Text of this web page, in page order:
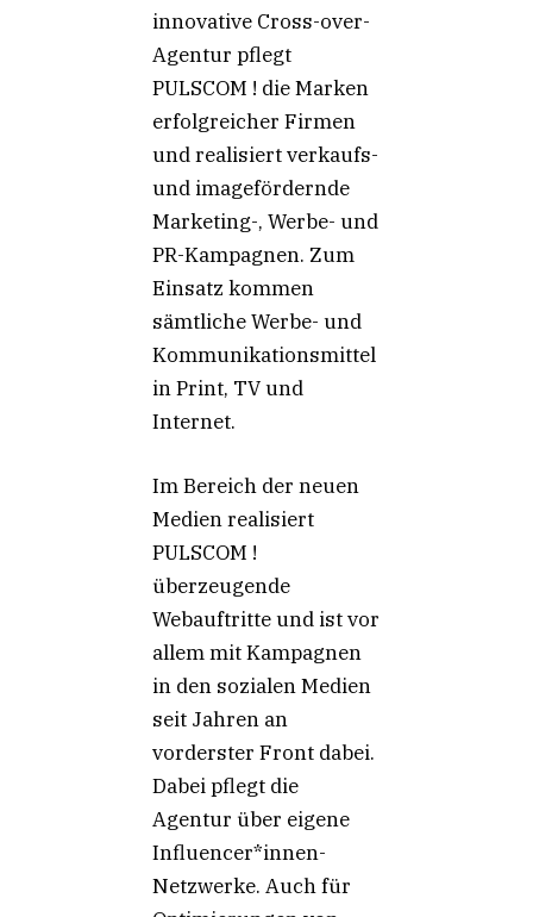
innovative Cross-over-
Agentur pflegt
PULSCOM ! die Marken
erfolgreicher Firmen
und realisiert verkaufs-
und imagefördernde
Marketing-, Werbe- und
PR-Kampagnen. Zum
Einsatz kommen
sämtliche Werbe- und
Kommunikationsmittel
in Print, TV und
Internet.
Im Bereich der neuen
Medien realisiert
PULSCOM !
überzeugende
Webauftritte und ist vor
allem mit Kampagnen
in den sozialen Medien
seit Jahren an
vorderster Front dabei.
Dabei pflegt die
Agentur über eigene
Influencer*innen-
Netzwerke. Auch für